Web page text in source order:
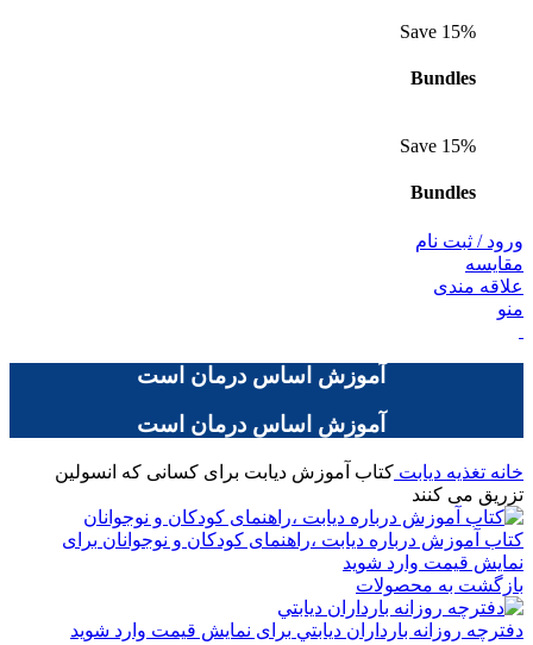
Save 15%
Bundles
Save 15%
Bundles
ورود / ثبت نام
مقايسه
علاقه مندی
منو
آموزش اساس درمان است
آموزش اساس درمان است
خانه تغذیه دیابت کتاب آموزش دیابت برای کسانی که انسولین
تزریق می کنند
کتاب آموزش درباره دیابت ،راهنمای کودکان و نوجوانان برای
نمایش قیمت وارد شوید
بازگشت به محصولات
دفترچه روزانه بارداران ديابتي برای نمایش قیمت وارد شوید